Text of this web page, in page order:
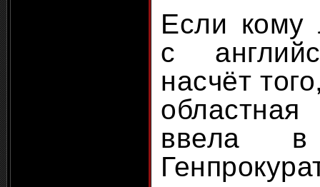
Если кому
с
насчёт
ввела в